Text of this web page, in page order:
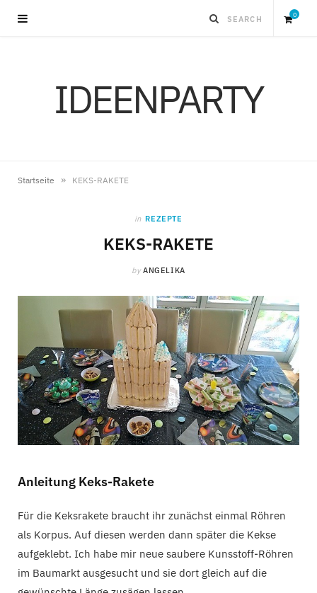
0
g
C
a
r
IDEENPARTY
Startseite » KEKS-RAKETE
in REZEPTE
KEKS-RAKETE
by ANGELIKA
Anleitung Keks-Rakete
Für die Keksrakete braucht ihr zunächst einmal Röhren
als Korpus. Auf diesen werden dann später die Kekse
aufgeklebt. Ich habe mir neue saubere Kunsstoff-Röhren
im Baumarkt ausgesucht und sie dort gleich auf die